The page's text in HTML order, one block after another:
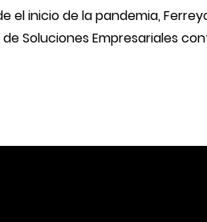
el inicio de la pandemia,
Soluciones Empresariales